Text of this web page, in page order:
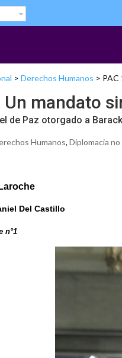
> Derechos Humanos > PAC
Un mandato
de Paz otorgado a
Humanos, Diplomacia
Del Castillo
n°1